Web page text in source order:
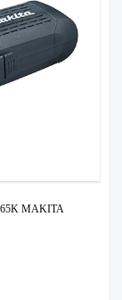
MAKITA